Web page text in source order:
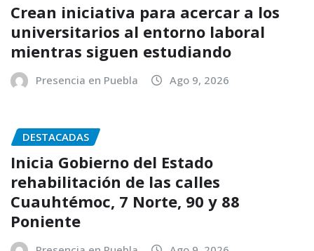
Crean iniciativa para acercar a los
universitarios al entorno laboral
mientras siguen estudiando
Presencia en Puebla Ago 9, 2026
DESTACADAS
Inicia Gobierno del Estado
rehabilitación de las calles
Cuauhtémoc, 7 Norte, 90 y 88
Poniente